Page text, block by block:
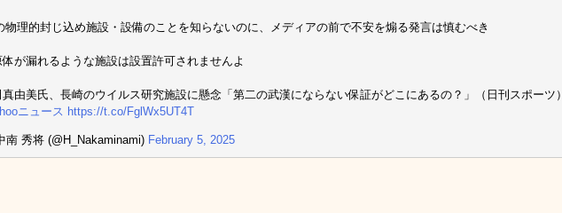
物理的封じ込め施設・設備のことを知らないのに、メディアの前で不安を煽る発言は慎むべき
体が漏れるような施設は設置許可されませんよ
真由美氏、長崎のウイルス研究施設に懸念「第二の武漢にならない保証がどこにあるの？」（日刊スポーツ）
ニュース https://t.co/FglWx5UT4T
秀将 (@H_Nakaminami) February 5, 2025